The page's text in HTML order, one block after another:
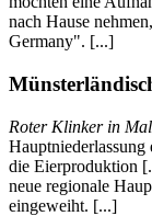
nach Hause
Germany". [...]
Roter Klinker in
die Eierproduktion
neue regionale
eingeweiht. [...]